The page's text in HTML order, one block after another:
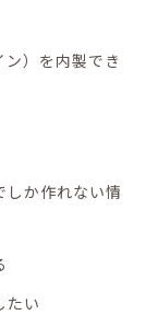
）を内製でき
しか作れない情
たい